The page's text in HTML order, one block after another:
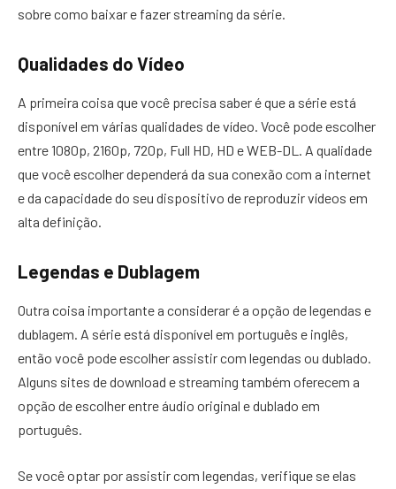
sobre como baixar e fazer streaming da série.
Qualidades do Vídeo
A primeira coisa que você precisa saber é que a série está
disponível em várias qualidades de vídeo. Você pode escolher
entre 1080p, 2160p, 720p, Full HD, HD e WEB-DL. A qualidade
que você escolher dependerá da sua conexão com a internet
e da capacidade do seu dispositivo de reproduzir vídeos em
alta definição.
Legendas e Dublagem
Outra coisa importante a considerar é a opção de legendas e
dublagem. A série está disponível em português e inglês,
então você pode escolher assistir com legendas ou dublado.
Alguns sites de download e streaming também oferecem a
opção de escolher entre áudio original e dublado em
português.
Se você optar por assistir com legendas, verifique se elas